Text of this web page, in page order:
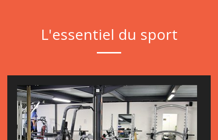
L'essentiel du sport